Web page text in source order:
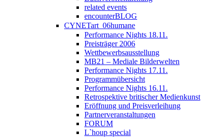
related events
encounterBLOG
CYNETart_06humane
Performance Nights 18.11.
Preisträger 2006
Wettbewerbsausstellung
MB21 – Mediale Bilderwelten
Performance Nights 17.11.
Programmübersicht
Performance Nights 16.11.
Retrospektive britischer Medienkunst
Eröffnung und Preisverleihung
Partnerveranstaltungen
FORUM
L`houp special